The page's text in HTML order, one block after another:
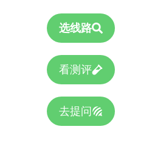
选线路
看测评
去提问